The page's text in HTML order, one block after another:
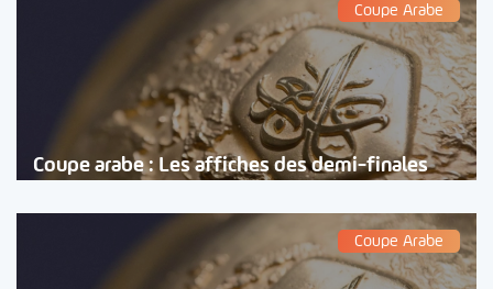
Coupe Arabe
Coupe arabe : Les affiches des demi-finales
Coupe Arabe